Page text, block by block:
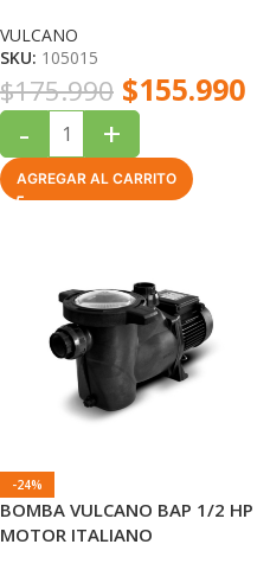
VULCANO
SKU: 105015
$175.990 $155.990
- +
AGREGAR AL CARRITO
-24%
BOMBA VULCANO BAP 1/2 HP
MOTOR ITALIANO